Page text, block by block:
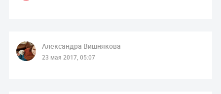
Александра Вишнякова
23 мая 2017, 05:07